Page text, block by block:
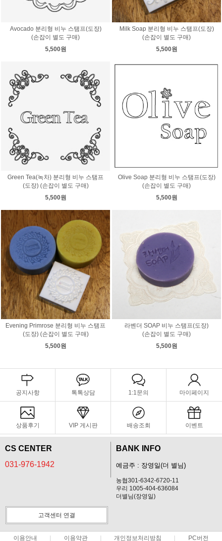
Avocado 분리형 비누 스탬프(도장)
(손잡이 별도 구매)
5,500원
Milk Soap 분리형 비누 스탬프(도장)
(손잡이 별도 구매)
5,500원
Green Tea(녹차) 분리형 비누 스탬프
(도장) (손잡이 별도 구매)
5,500원
Olive Soap 분리형 비누 스탬프(도장)
(손잡이 별도 구매)
5,500원
Evening Primrose 분리형 비누 스탬프
(도장) (손잡이 별도 구매)
5,500원
라벤더 SOAP 비누 스탬프(도장)
(손잡이 별도 구매)
5,500원
공지사항 톡톡상담 1:1문의 마이페이지
상품후기 VIP 게시판 배송조회 이벤트
CS CENTER
031-976-1942
BANK INFO
예금주 : 장영일(더 별님)
농협301-6342-6720-11
우리 1005-404-636084
더별님(장영일)
고객센터 연결
이용안내 이용약관 개인정보처리방침 PC버전